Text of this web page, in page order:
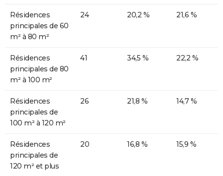
Résidences
principales de 60
m² à 80 m²
24 20,2 % 21,6 %
Résidences
principales de 80
m² à 100 m²
41 34,5 % 22,2 %
Résidences
principales de
100 m² à 120 m²
26 21,8 % 14,7 %
Résidences
principales de
120 m² et plus
20 16,8 % 15,9 %